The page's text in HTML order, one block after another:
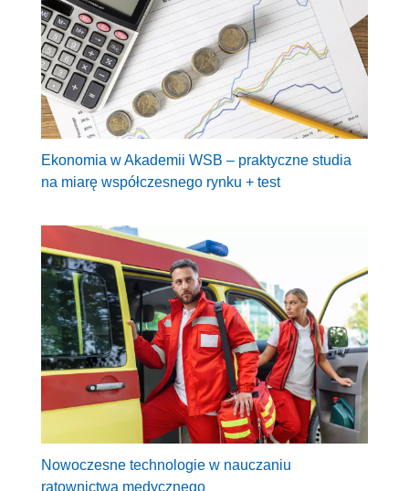
Ekonomia w Akademii WSB – praktyczne studia
na miarę współczesnego rynku + test
Nowoczesne technologie w nauczaniu
ratownictwa medycznego